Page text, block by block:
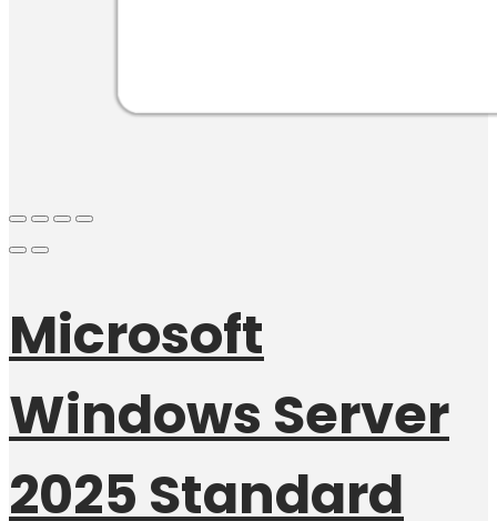
Microsoft
Windows Server
2025 Standard